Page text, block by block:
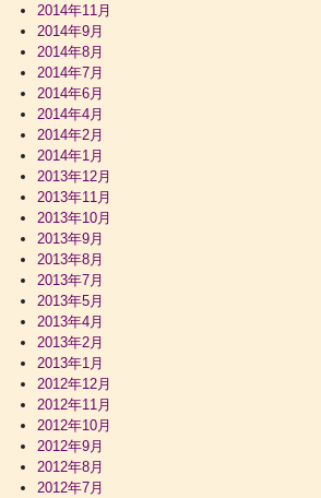
2014年11月
2014年9月
2014年8月
2014年7月
2014年6月
2014年4月
2014年2月
2014年1月
2013年12月
2013年11月
2013年10月
2013年9月
2013年8月
2013年7月
2013年5月
2013年4月
2013年2月
2013年1月
2012年12月
2012年11月
2012年10月
2012年9月
2012年8月
2012年7月